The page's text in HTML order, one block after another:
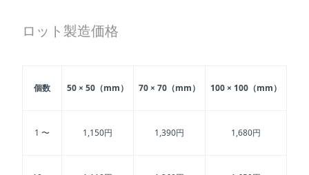
ロット製造価格
個数 50 × 50（mm） 70 × 70（mm） 100 × 100（mm）
1 〜 1,150円 1,390円 1,680円